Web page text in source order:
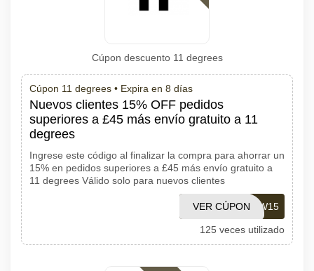
Cúpon descuento 11 degrees
Cúpon 11 degrees • Expira en 8 días
Nuevos clientes 15% OFF pedidos
superiores a £45 más envío gratuito a 11
degrees
Ingrese este código al finalizar la compra para ahorrar un
15% en pedidos superiores a £45 más envío gratuito a
11 degrees Válido solo para nuevos clientes
AFFNEW15
VER CÚPON
125 veces utilizado